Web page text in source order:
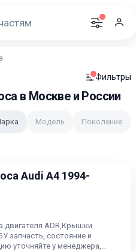
Фильтры
в Москве и России
Модель Поколение
Audi A4 1994-
двигателя ADR,Крышки
запчасть, состояние и
уточняйте у менеджера,